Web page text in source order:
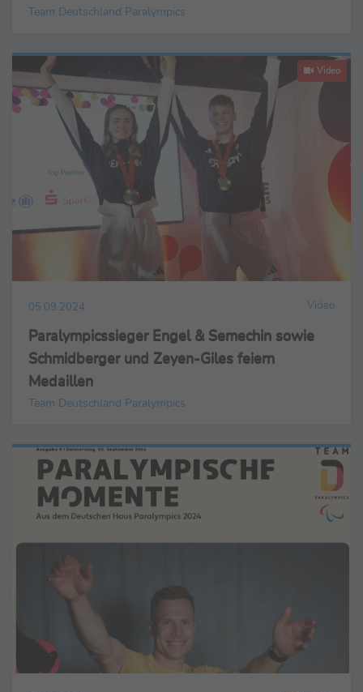
Team Deutschland Paralympics
Video
05.09.2024 Video
Paralympicssieger Engel & Semechin sowie
Schmidberger und Zeyen-Giles feiern
Medaillen
Team Deutschland Paralympics